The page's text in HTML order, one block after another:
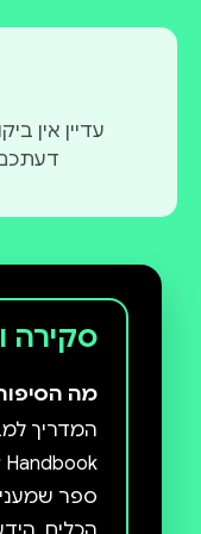
עדיין אין
דעתכם
סקירה
מה
ספר